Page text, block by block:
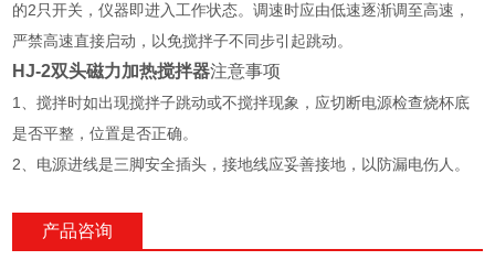
的2只开关，仪器即进入工作状态。调速时应由低速逐渐调至高速，
严禁高速直接启动，以免搅拌子不同步引起跳动。
HJ-2双头磁力加热搅拌器注意事项
1、搅拌时如出现搅拌子跳动或不搅拌现象，应切断电源检查烧杯底
是否平整，位置是否正确。
2、电源进线是三脚安全插头，接地线应妥善接地，以防漏电伤人。
产品咨询